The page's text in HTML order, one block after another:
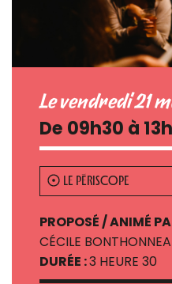
Le vendredi 21
De 09h30 à
LE PÉRISCOPE
PROPOSÉ / ANIMÉ
CÉCILE
DURÉE :3 HEURE 30